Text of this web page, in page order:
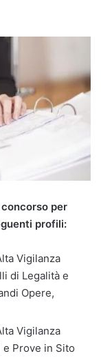
per
profili:
Vigilanza
di Legalità e
Opere,
Vigilanza
Prove in Sito